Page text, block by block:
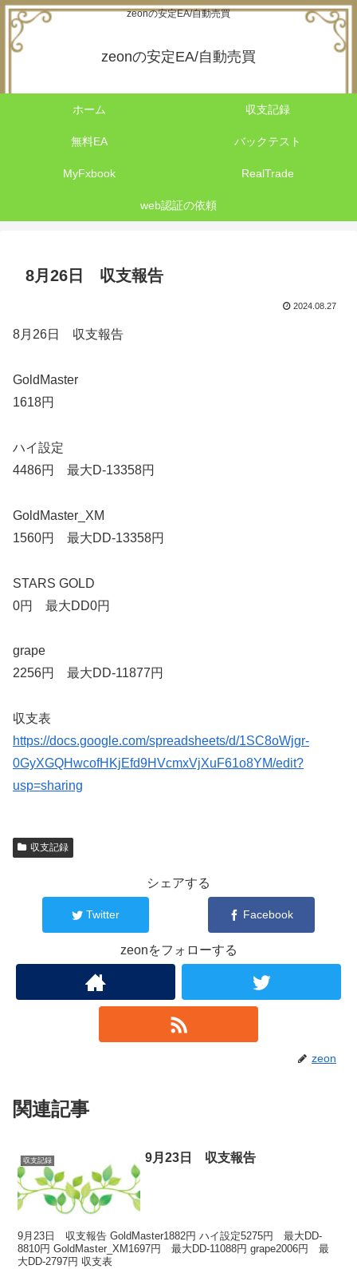
zeonの安定EA/自動売買
zeonの安定EA/自動売買
ホーム 収支記録
無料EA バックテスト
MyFxbook RealTrade
web認証の依頼
8月26日 収支報告
2024.08.27
8月26日 収支報告
GoldMaster
1618円
ハイ設定
4486円 最大D-13358円
GoldMaster_XM
1560円 最大DD-13358円
STARS GOLD
0円 最大DD0円
grape
2256円 最大DD-11877円
収支表
https://docs.google.com/spreadsheets/d/1SC8oWjgr-
0GyXGQHwcofHKjEfd9HVcmxVjXuF61o8YM/edit?
usp=sharing
収支記録
シェアする
Twitter Facebook
zeonをフォローする
zeon
関連記事
収支記録 9月23日 収支報告
9月23日 収支報告 GoldMaster1882円 ハイ設定5275円 最大DD-
8810円 GoldMaster_XM1697円 最大DD-11088円 grape2006円 最
大DD-2797円 収支表